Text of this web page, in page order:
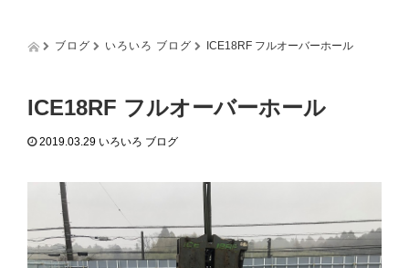
t
o
n
ブログ いろいろ ブログ ICE18RF フルオーバーホール
ICE18RF フルオーバーホール
2019.03.29 いろいろ ブログ